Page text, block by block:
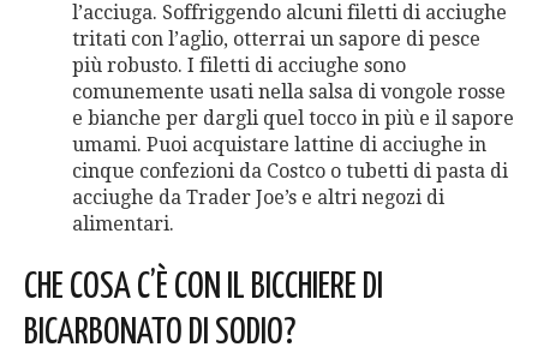
l’acciuga. Soffriggendo alcuni filetti di acciughe
tritati con l’aglio, otterrai un sapore di pesce
più robusto. I filetti di acciughe sono
comunemente usati nella salsa di vongole rosse
e bianche per dargli quel tocco in più e il sapore
umami. Puoi acquistare lattine di acciughe in
cinque confezioni da Costco o tubetti di pasta di
acciughe da Trader Joe’s e altri negozi di
alimentari.
CHE COSA C’È CON IL BICCHIERE DI
BICARBONATO DI SODIO?